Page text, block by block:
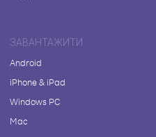
ЗАВАНТАЖИТИ
Android
iPhone & iPad
Windows PC
Mac